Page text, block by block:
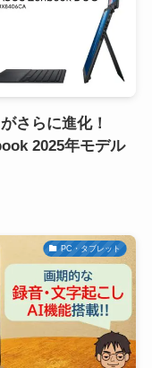
さらに進化！
2025年モデル
PC・タブレット